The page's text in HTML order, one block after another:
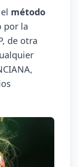
método
por la
de otra